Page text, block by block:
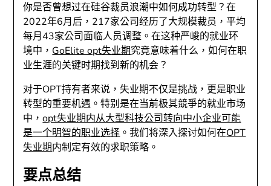
你是否曾想过在硅谷裁员浪潮中如何成功转型？在
2022年6月后，217家公司经历了大规模裁员，平均
每月43家公司面临人员调整。在这种严峻的就业环
境中，GoElite opt失业期究竟意味着什么，如何在职
业生涯的关键时期找到新的机会？
对于OPT持有者来说，失业期不仅是挑战，更是职业
转型的重要机遇。特别是在当前极其競爭的就业市场
中，opt失业期内从大型科技公司转向中小企业可能
是一个明智的职业选择。我们将深入探讨如何在OPT
失业期内制定有效的求职策略。
要点总结